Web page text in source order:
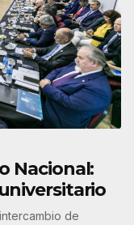
Nacional:
de